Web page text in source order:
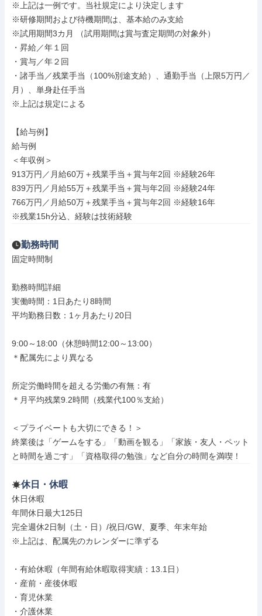
※上記は一例です。当社規定により決定します
※研修期間および待機期間は、基本給のみ支給
※試用期間3カ月 （試用期間は賞与査定期間の対象外）
・昇給／年１回
・賞与／年２回
・諸手当／残業手当（100%別途支給）、通勤手当（上限5万円／
月）、単身赴任手当
※上記は規定による
【給与例】
給与例
＜年収例＞
913万円／⽉給60万＋残業⼿当＋賞与年2回 ※経験26年
839万円／⽉給55万＋残業⼿当＋賞与年2回 ※経験24年
766万円／⽉給50万＋残業⼿当＋賞与年2回 ※経験16年
※残業15h分込、経験は技術経験
勤務時間
固定時間制
勤務時間詳細
実働時間：1日あたり8時間
平均勤務日数：1ヶ月あたり20日
9:00～18:00（休憩時間12:00～13:00）
＊配属先により異なる
所定労働時間を超える労働の有無：有
＊月平均残業9.2時間（残業代100％支給）
＜プライベートも大切にできる！＞
終業後は「ゲームをする」「動画を観る」「家族・友人・ペット
と時間を過ごす」「資格取得の勉強」など自分の時間を満喫！
休日・休暇
休日休暇
年間休日最大125日
完全週休2日制（土・日）/祝日/GW、夏季、年末年始
※上記は、配属先のカレンダーに準ずる
・有給休暇（年間有給休暇取得実績：13.1日）
・産前・産後休暇
・育児休業
・介護休業